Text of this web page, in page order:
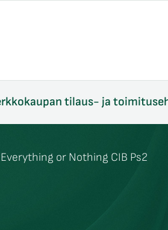
tilaus- ja
or Nothing CIB Ps2